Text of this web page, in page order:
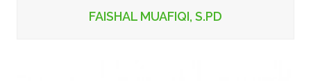
FAISHAL MUAFIQI, S.PD